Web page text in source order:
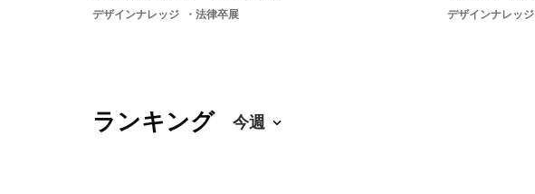
デザインナレッジ 法律卒展 デザインナレッジ
ランキング